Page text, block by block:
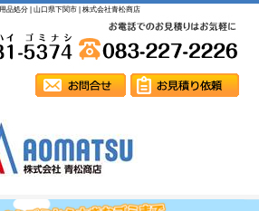
品処分 | 山口県下関市 | 株式会社青松商店